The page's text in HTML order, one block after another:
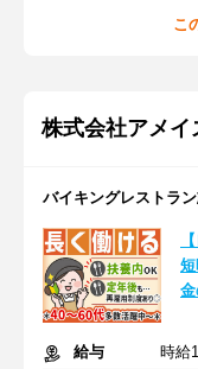
こ
株式会社アメイ
バイキングレストラ
給与